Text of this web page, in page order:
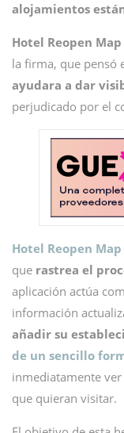
alojamientos
Hotel Reopen Map
la firma, que pensó
ayudara a dar
perjudicado por el
Hotel Reopen Map
que rastrea el
aplicación actúa
información
añadir su
de un sencillo
inmediatamente ver
que quieran visitar.